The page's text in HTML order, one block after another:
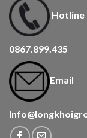
Hotline
0867.899.435
Email